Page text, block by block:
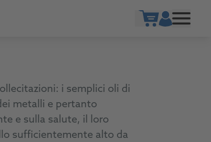
i semplici oli di
metalli e pertanto
e sulla salute, il loro
sufficientemente alto da